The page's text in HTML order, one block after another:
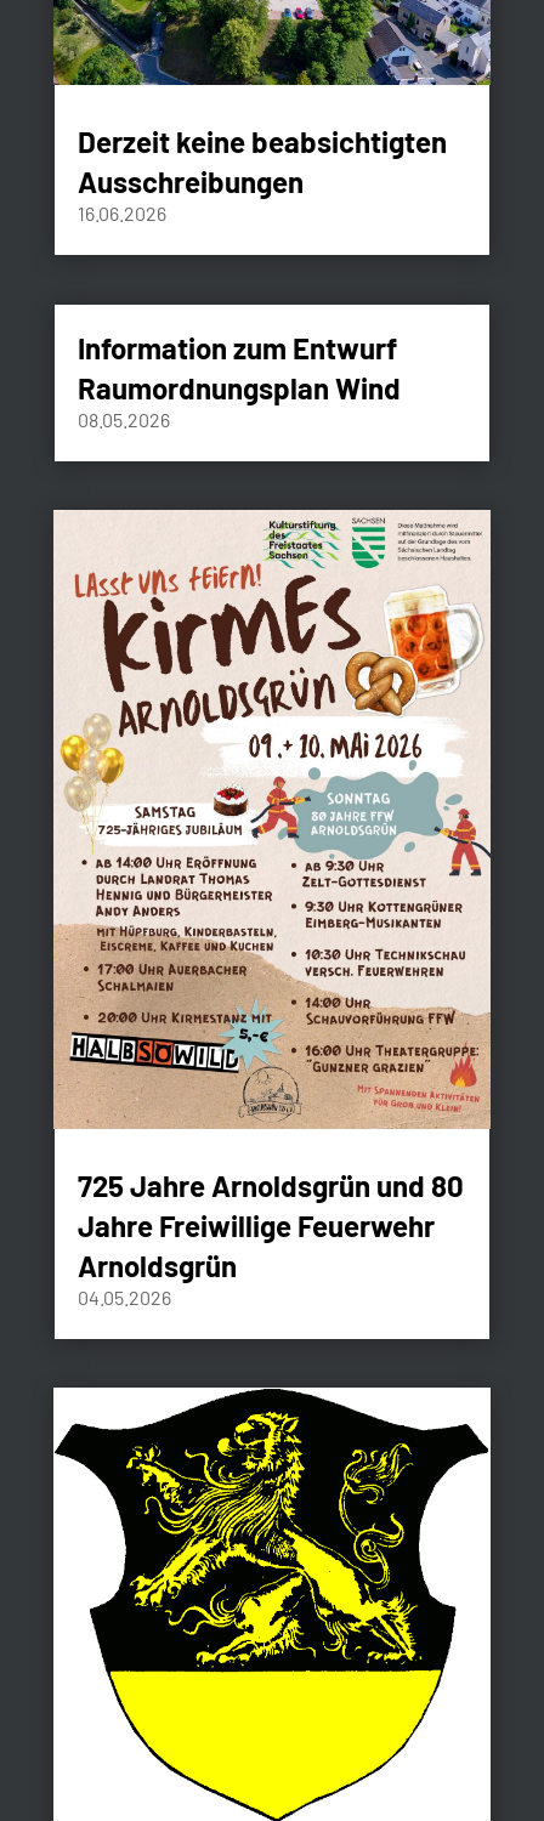
Derzeit keine beabsichtigten
Ausschreibungen
16.06.2026
Information zum Entwurf
Raumordnungsplan Wind
08.05.2026
725 Jahre Arnoldsgrün und 80
Jahre Freiwillige Feuerwehr
Arnoldsgrün
04.05.2026